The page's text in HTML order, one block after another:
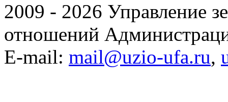
2009 - 2026 Управление
отношений
E-mail: mail@uzio-ufa.ru,